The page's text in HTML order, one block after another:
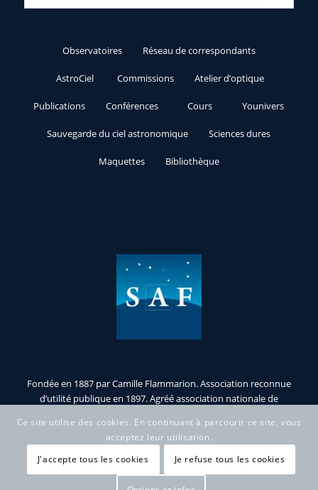
Observatoires Réseau de correspondants
AstroCiel Commissions Atelier d’optique
Publications Conférences Cours Younivers
Sauvegarde du ciel astronomique Sciences dures
Maquettes Bibliothèque
Fondée en 1887 par Camille Flammarion. Association reconnue
d’utilité publique en 1897. Agréé association nationale de
Ce site utilise des cookies. En continuant à parcourir ce site, vous
acceptez leur utilisation.
J'accepte tous les cookies
Je refuse tous les cookies